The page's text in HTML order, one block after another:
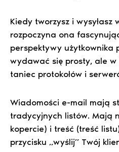
Kiedy tworzysz i wysyłasz
rozpoczyna ona
perspektywy użytkownika
wydawać się prosty, ale w
taniec protokołów i
Wiadomości e-mail mają
tradycyjnych listów. Mają
kopercie) i treść (treść
przycisku „wyślij” Twój